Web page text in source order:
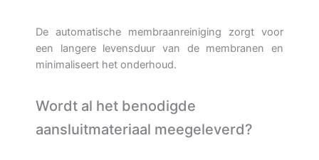
De automatische membraanreiniging zorgt voor
een langere levensduur van de membranen en
minimaliseert het onderhoud.
Wordt al het benodigde
aansluitmateriaal meegeleverd?